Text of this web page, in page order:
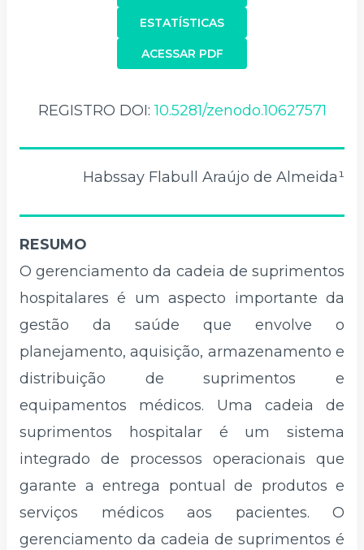
ACESSAR PDF
ESTATÍSTICAS
REGISTRO DOI:10.5281/zenodo.10627571
Habssay Flabull Araújo de Almeida¹
RESUMO
O gerenciamento da cadeia de suprimentos
hospitalares é um aspecto importante da
gestão da saúde que envolve o
planejamento, aquisição, armazenamento e
distribuição de suprimentos e
equipamentos médicos. Uma cadeia de
suprimentos hospitalar é um sistema
integrado de processos operacionais que
garante a entrega pontual de produtos e
serviços médicos aos pacientes. O
gerenciamento da cadeia de suprimentos é